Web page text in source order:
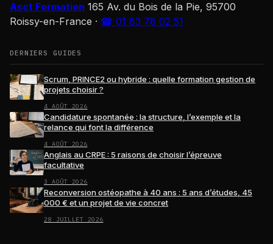
Asct Formation 165 Av. du Bois de la Pie, 95700
Roissy-en-France · ☎ 01 83 78 02 51
DERNIERS GUIDES
Scrum, PRINCE2 ou hybride : quelle formation gestion de
projets choisir ?
4 AOÛT 2026
Candidature spontanée : la structure, l’exemple et la
relance qui font la différence
4 AOÛT 2026
Anglais au CRPE : 5 raisons de choisir l’épreuve
facultative
3 AOÛT 2026
Reconversion ostéopathe à 40 ans : 5 ans d’études, 45
000 € et un projet de vie concret
28 JUILLET 2026